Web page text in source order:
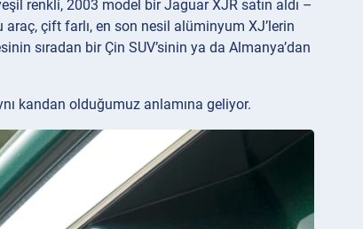
renkli, 2003 model bir Jaguar XJR satın aldı –
çift farlı, en son nesil alüminyum XJ’lerin
sıradan bir Çin SUV’sinin ya da Almanya’dan
kandan olduğumuz anlamına geliyor.